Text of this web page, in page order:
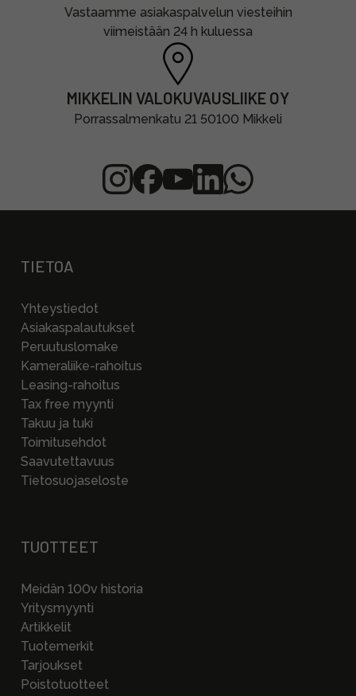
Vastaamme asiakaspalvelun viesteihin
viimeistään 24 h kuluessa
MIKKELIN VALOKUVAUSLIIKE OY
Porrassalmenkatu 21 50100 Mikkeli
TIETOA
Yhteystiedot
Asiakaspalautukset
Peruutuslomake
Kameraliike-rahoitus
Leasing-rahoitus
Tax free myynti
Takuu ja tuki
Toimitusehdot
Saavutettavuus
Tietosuojaseloste
TUOTTEET
Meidän 100v historia
Yritysmyynti
Artikkelit
Tuotemerkit
Tarjoukset
Poistotuotteet